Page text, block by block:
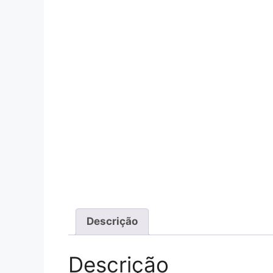
Descrição
Descrição